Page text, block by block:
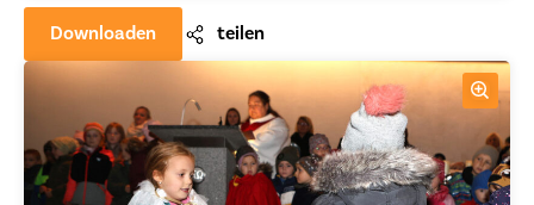
Downloaden teilen